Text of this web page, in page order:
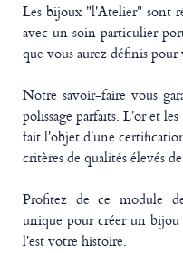
Les bijoux "l'Atelier" sont
avec un soin particulier
que vous aurez définis
Notre savoir-faire vous
polissage parfaits. L'or et
fait l'objet d'une
critères de qualités élevés
Profitez de ce module
unique pour créer un bijou
l'est votre histoire.